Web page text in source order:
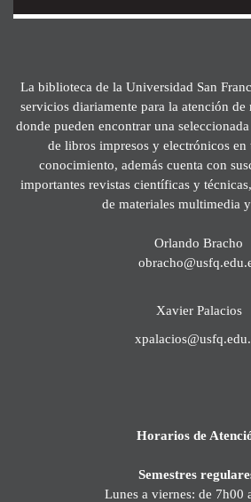
La biblioteca de la Universidad San
servicios diariamente para la atención de
donde pueden encontrar una
de libros impresos y electrónicos en
conocimiento, además cuenta con
importantes revistas científicas y
de materiales multimedia
Orlando Bracho
Xavier Palacios
Horarios de
Semestres
Lunes a viernes: de 7h00